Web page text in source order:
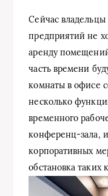
Сейчас
предприятий не
аренду
часть времени
комнаты в офисе
несколько
временного
конференц-зала,
корпоративных
обстановка таких